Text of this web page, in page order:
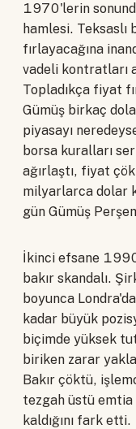
1970'lerin
hamlesi. Teksaslı
fırlayacağına
vadeli kontratları
Topladıkça fiyat
Gümüş birkaç
piyasayı
borsa kuralları
ağırlaştı, fiyat
milyarlarca dolar
gün Gümüş
İkinci efsane
bakır skandalı.
boyunca
kadar büyük
biçimde yüksek
biriken zarar
Bakır çöktü,
tezgah üstü emtia
kaldığını fark etti.